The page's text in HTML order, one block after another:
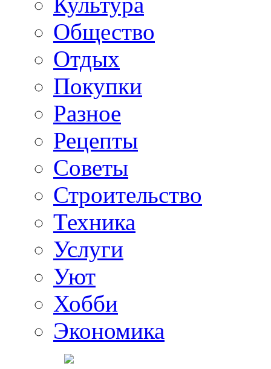
Общество
Отдых
Покупки
Разное
Рецепты
Советы
Строительство
Техника
Услуги
Уют
Хобби
Экономика